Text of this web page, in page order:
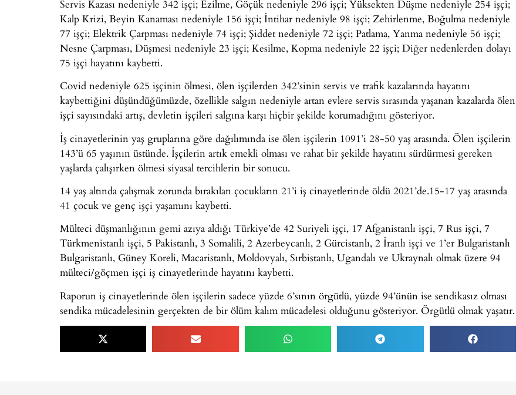
Servis Kazası nedeniyle 342 işçi; Ezilme, Göçük nedeniyle 296 işçi; Yüksekten Düşme nedeniyle 254 işçi;
Kalp Krizi, Beyin Kanaması nedeniyle 156 işçi; İntihar nedeniyle 98 işçi; Zehirlenme, Boğulma nedeniyle
77 işçi; Elektrik Çarpması nedeniyle 74 işçi; Şiddet nedeniyle 72 işçi; Patlama, Yanma nedeniyle 56 işçi;
Nesne Çarpması, Düşmesi nedeniyle 23 işçi; Kesilme, Kopma nedeniyle 22 işçi; Diğer nedenlerden dolayı
75 işçi hayatını kaybetti.
Covid nedeniyle 625 işçinin ölmesi, ölen işçilerden 342’sinin servis ve trafik kazalarında hayatını
kaybettiğini düşündüğümüzde, özellikle salgın nedeniyle artan evlere servis sırasında yaşanan kazalarda ölen
işçi sayısındaki artış, devletin işçileri salgına karşı hiçbir şekilde korumadığını gösteriyor.
İş cinayetlerinin yaş gruplarına göre dağılımında ise ölen işçilerin 1091’i 28-50 yaş arasında. Ölen işçilerin
143’ü 65 yaşının üstünde. İşçilerin artık emekli olması ve rahat bir şekilde hayatını sürdürmesi gereken
yaşlarda çalışırken ölmesi siyasal tercihlerin bir sonucu.
14 yaş altında çalışmak zorunda bırakılan çocukların 21’i iş cinayetlerinde öldü 2021’de.15-17 yaş arasında
41 çocuk ve genç işçi yaşamını kaybetti.
Mülteci düşmanlığının gemi azıya aldığı Türkiye’de 42 Suriyeli işçi, 17 Afganistanlı işçi, 7 Rus işçi, 7
Türkmenistanlı işçi, 5 Pakistanlı, 3 Somalili, 2 Azerbeycanlı, 2 Gürcistanlı, 2 İranlı işçi ve 1’er Bulgaristanlı
Bulgaristanlı, Güney Koreli, Macaristanlı, Moldovyalı, Sırbistanlı, Ugandalı ve Ukraynalı olmak üzere 94
mülteci/göçmen işçi iş cinayetlerinde hayatını kaybetti.
Raporun iş cinayetlerinde ölen işçilerin sadece yüzde 6’sının örgütlü, yüzde 94’ünün ise sendikasız olması
sendika mücadelesinin gerçekten de bir ölüm kalım mücadelesi olduğunu gösteriyor. Örgütlü olmak yaşatır.